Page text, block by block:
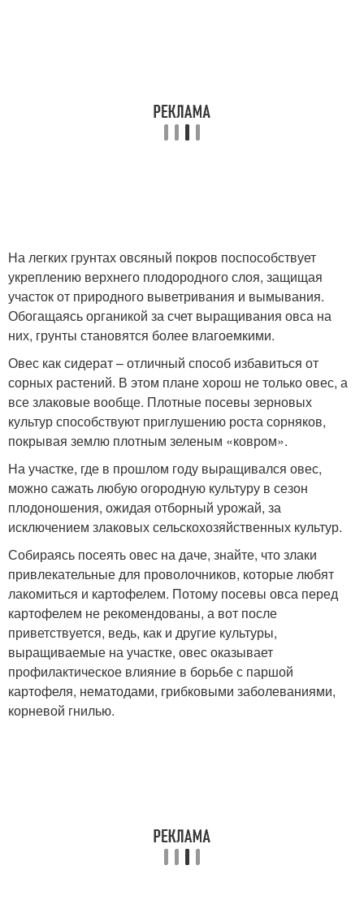
На легких грунтах овсяный покров поспособствует
укреплению верхнего плодородного слоя, защищая
участок от природного выветривания и вымывания.
Обогащаясь органикой за счет выращивания овса на
них, грунты становятся более влагоемкими.
Овес как сидерат – отличный способ избавиться от
сорных растений. В этом плане хорош не только овес, а
все злаковые вообще. Плотные посевы зерновых
культур способствуют приглушению роста сорняков,
покрывая землю плотным зеленым «ковром».
На участке, где в прошлом году выращивался овес,
можно сажать любую огородную культуру в сезон
плодоношения, ожидая отборный урожай, за
исключением злаковых сельскохозяйственных культур.
Собираясь посеять овес на даче, знайте, что злаки
привлекательные для проволочников, которые любят
лакомиться и картофелем. Потому посевы овса перед
картофелем не рекомендованы, а вот после
приветствуется, ведь, как и другие культуры,
выращиваемые на участке, овес оказывает
профилактическое влияние в борьбе с паршой
картофеля, нематодами, грибковыми заболеваниями,
корневой гнилью.